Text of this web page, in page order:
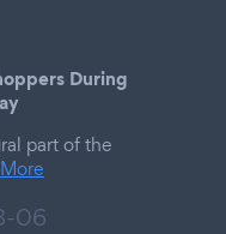
During
part of the
06